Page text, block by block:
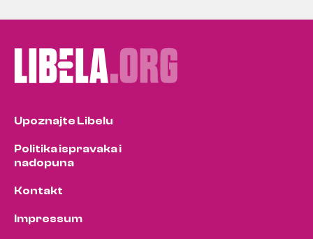
Upoznajte Libelu
Politika ispravaka i
nadopuna
Kontakt
Impressum